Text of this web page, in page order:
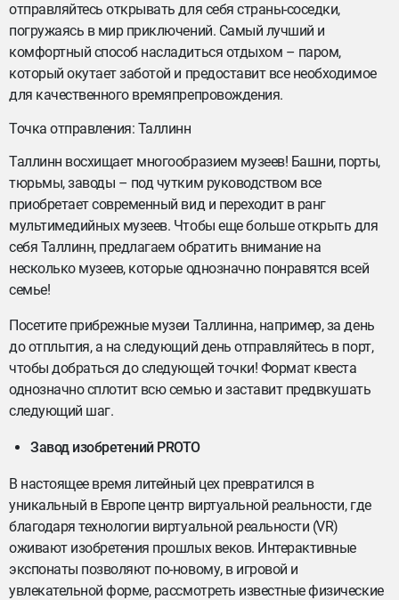
отправляйтесь открывать для себя страны-соседки,
погружаясь в мир приключений. Самый лучший и
комфортный способ насладиться отдыхом – паром,
который окутает заботой и предоставит все необходимое
для качественного времяпрепровождения.
Точка отправления: Таллинн
Таллинн восхищает многообразием музеев! Башни, порты,
тюрьмы, заводы – под чутким руководством все
приобретает современный вид и переходит в ранг
мультимедийных музеев. Чтобы еще больше открыть для
себя Таллинн, предлагаем обратить внимание на
несколько музеев, которые однозначно понравятся всей
семье!
Посетите прибрежные музеи Таллинна, например, за день
до отплытия, а на следующий день отправляйтесь в порт,
чтобы добраться до следующей точки! Формат квеста
однозначно сплотит всю семью и заставит предвкушать
следующий шаг.
Завод изобретений PROTO
В настоящее время литейный цех превратился в
уникальный в Европе центр виртуальной реальности, где
благодаря технологии виртуальной реальности (VR)
оживают изобретения прошлых веков. Интерактивные
экспонаты позволяют по-новому, в игровой и
увлекательной форме, рассмотреть известные физические